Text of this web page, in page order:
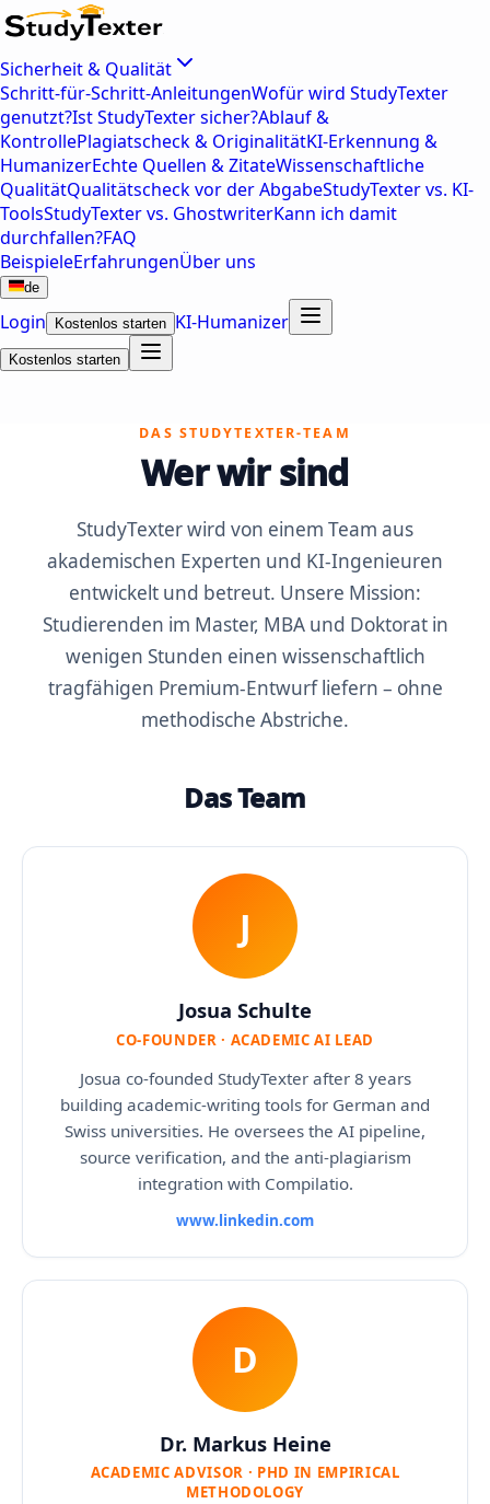
Sicherheit & Qualität
Schritt-für-Schritt-AnleitungenWofür wird StudyTexter
genutzt?Ist StudyTexter sicher?Ablauf &
KontrollePlagiatscheck & OriginalitätKI-Erkennung &
HumanizerEchte Quellen & ZitateWissenschaftliche
QualitätQualitätscheck vor der AbgabeStudyTexter vs. KI-
ToolsStudyTexter vs. GhostwriterKann ich damit
durchfallen?FAQ
BeispieleErfahrungenÜber uns
de
Login Kostenlos starten KI-Humanizer
Kostenlos starten
DAS STUDYTEXTER-TEAM
Wer wir sind
StudyTexter wird von einem Team aus
akademischen Experten und KI-Ingenieuren
entwickelt und betreut. Unsere Mission:
Studierenden im Master, MBA und Doktorat in
wenigen Stunden einen wissenschaftlich
tragfähigen Premium-Entwurf liefern – ohne
methodische Abstriche.
Das Team
J
Josua Schulte
CO-FOUNDER · ACADEMIC AI LEAD
Josua co-founded StudyTexter after 8 years
building academic-writing tools for German and
Swiss universities. He oversees the AI pipeline,
source verification, and the anti-plagiarism
integration with Compilatio.
www.linkedin.com
D
Dr. Markus Heine
ACADEMIC ADVISOR · PHD IN EMPIRICAL
METHODOLOGY